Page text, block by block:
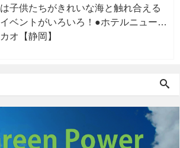
は子供たちがきれいな海と触れ合える
イベントがいろいろ！●ホテルニューア
カオ【静岡】